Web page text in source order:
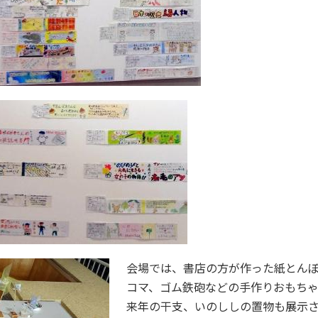
会場では、書店の方が作った紙とん
コマ、ゴム鉄砲などの手作りおもち
来年の干支、いのししの置物も展示